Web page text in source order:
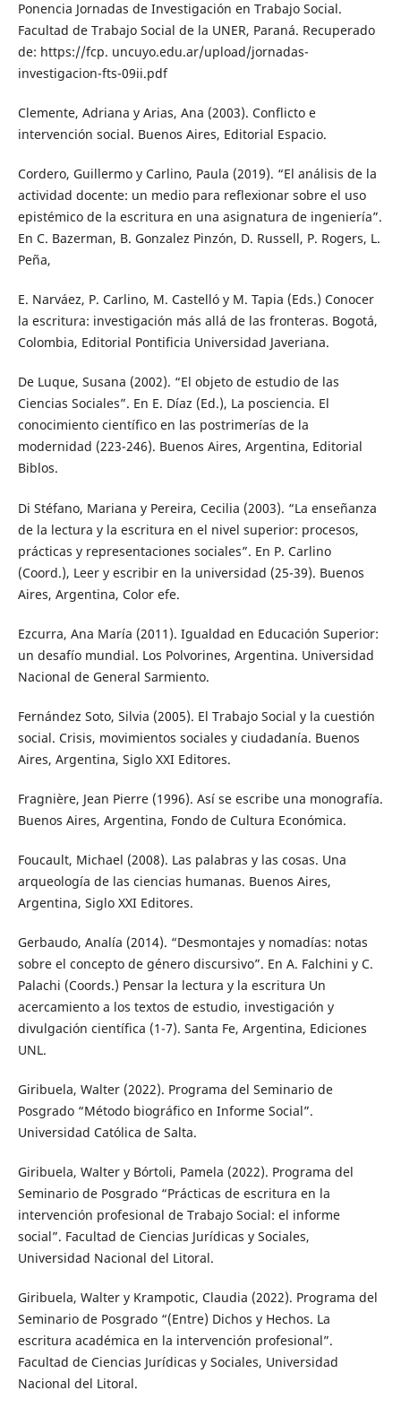
Ponencia Jornadas de Investigación en Trabajo Social.
Facultad de Trabajo Social de la UNER, Paraná. Recuperado
de: https://fcp. uncuyo.edu.ar/upload/jornadas-
investigacion-fts-09ii.pdf
Clemente, Adriana y Arias, Ana (2003). Conflicto e
intervención social. Buenos Aires, Editorial Espacio.
Cordero, Guillermo y Carlino, Paula (2019). “El análisis de la
actividad docente: un medio para reflexionar sobre el uso
epistémico de la escritura en una asignatura de ingeniería”.
En C. Bazerman, B. Gonzalez Pinzón, D. Russell, P. Rogers, L.
Peña,
E. Narváez, P. Carlino, M. Castelló y M. Tapia (Eds.) Conocer
la escritura: investigación más allá de las fronteras. Bogotá,
Colombia, Editorial Pontificia Universidad Javeriana.
De Luque, Susana (2002). “El objeto de estudio de las
Ciencias Sociales”. En E. Díaz (Ed.), La posciencia. El
conocimiento científico en las postrimerías de la
modernidad (223-246). Buenos Aires, Argentina, Editorial
Biblos.
Di Stéfano, Mariana y Pereira, Cecilia (2003). “La enseñanza
de la lectura y la escritura en el nivel superior: procesos,
prácticas y representaciones sociales”. En P. Carlino
(Coord.), Leer y escribir en la universidad (25-39). Buenos
Aires, Argentina, Color efe.
Ezcurra, Ana María (2011). Igualdad en Educación Superior:
un desafío mundial. Los Polvorines, Argentina. Universidad
Nacional de General Sarmiento.
Fernández Soto, Silvia (2005). El Trabajo Social y la cuestión
social. Crisis, movimientos sociales y ciudadanía. Buenos
Aires, Argentina, Siglo XXI Editores.
Fragnière, Jean Pierre (1996). Así se escribe una monografía.
Buenos Aires, Argentina, Fondo de Cultura Económica.
Foucault, Michael (2008). Las palabras y las cosas. Una
arqueología de las ciencias humanas. Buenos Aires,
Argentina, Siglo XXI Editores.
Gerbaudo, Analía (2014). “Desmontajes y nomadías: notas
sobre el concepto de género discursivo”. En A. Falchini y C.
Palachi (Coords.) Pensar la lectura y la escritura Un
acercamiento a los textos de estudio, investigación y
divulgación científica (1-7). Santa Fe, Argentina, Ediciones
UNL.
Giribuela, Walter (2022). Programa del Seminario de
Posgrado “Método biográfico en Informe Social”.
Universidad Católica de Salta.
Giribuela, Walter y Bórtoli, Pamela (2022). Programa del
Seminario de Posgrado “Prácticas de escritura en la
intervención profesional de Trabajo Social: el informe
social”. Facultad de Ciencias Jurídicas y Sociales,
Universidad Nacional del Litoral.
Giribuela, Walter y Krampotic, Claudia (2022). Programa del
Seminario de Posgrado “(Entre) Dichos y Hechos. La
escritura académica en la intervención profesional”.
Facultad de Ciencias Jurídicas y Sociales, Universidad
Nacional del Litoral.